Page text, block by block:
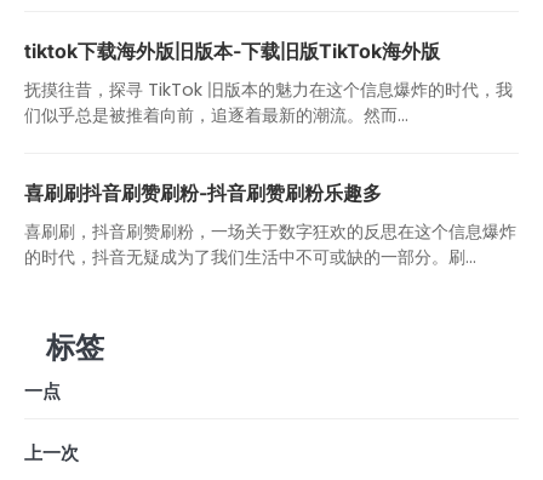
tiktok下载海外版旧版本-下载旧版TikTok海外版
抚摸往昔，探寻 TikTok 旧版本的魅力在这个信息爆炸的时代，我
们似乎总是被推着向前，追逐着最新的潮流。然而...
喜刷刷抖音刷赞刷粉-抖音刷赞刷粉乐趣多
喜刷刷，抖音刷赞刷粉，一场关于数字狂欢的反思在这个信息爆炸
的时代，抖音无疑成为了我们生活中不可或缺的一部分。刷...
标签
一点
上一次